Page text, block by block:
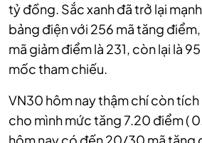
tỷ đồng. Sắc xanh đã trở lại
bảng điện với 256 mã tăng
mã giảm điểm là 231, còn lại là
mốc tham chiếu.
VN30 hôm nay thậm chí còn
cho mình mức tăng 7.20 điểm (